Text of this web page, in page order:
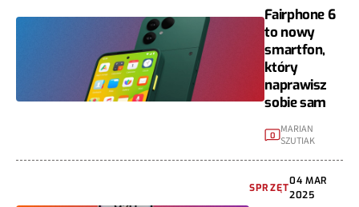
Fairphone 6
to nowy
smartfon,
który
naprawisz
sobie sam
0
MARIAN
SZUTIAK
SPRZĘT
04 MAR
2025